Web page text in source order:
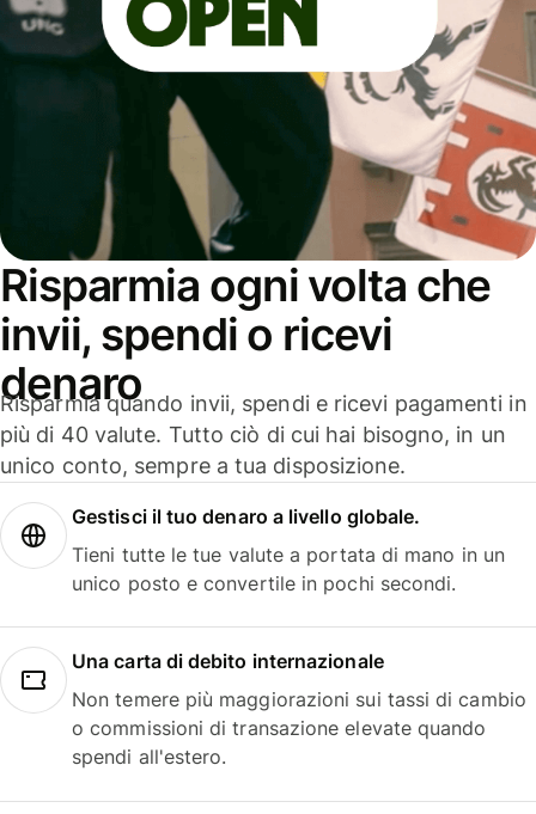
Risparmia ogni volta che
invii, spendi o ricevi
denaro
Risparmia quando invii, spendi e ricevi pagamenti in
più di 40 valute. Tutto ciò di cui hai bisogno, in un
unico conto, sempre a tua disposizione.
Gestisci il tuo denaro a livello globale.
Tieni tutte le tue valute a portata di mano in un
unico posto e convertile in pochi secondi.
Una carta di debito internazionale
Non temere più maggiorazioni sui tassi di cambio
o commissioni di transazione elevate quando
spendi all'estero.